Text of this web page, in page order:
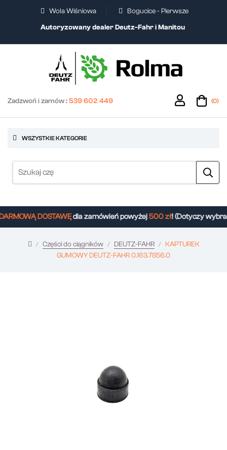
Wola Wiśniowa
Bogucice - Pierwsze
Autoryzowany dealer Deutz-Fahr i Manitou
Zadzwoń i zamów :539 602 449 (0)
WSZYSTKIE KATEGORIE
DOSTAWĘdla zamówień powyżej500 zł! (Dotyczy
Części do ciągników DEUTZ-FAHR
KAPTUREK
GUMOWY DEUTZ-FAHR 0.163.7856.0